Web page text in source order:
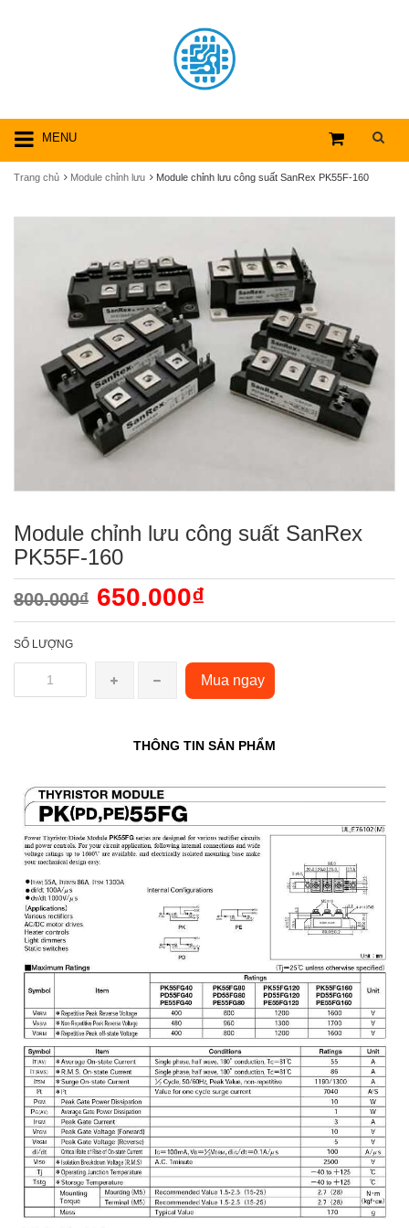
MENU
Trang chủ Module chỉnh lưu Module chỉnh lưu công suất SanRex PK55F-160
Module chỉnh lưu công suất SanRex
PK55F-160
800.000₫ 650.000₫
SỐ LƯỢNG
Mua ngay
THÔNG TIN SẢN PHẨM